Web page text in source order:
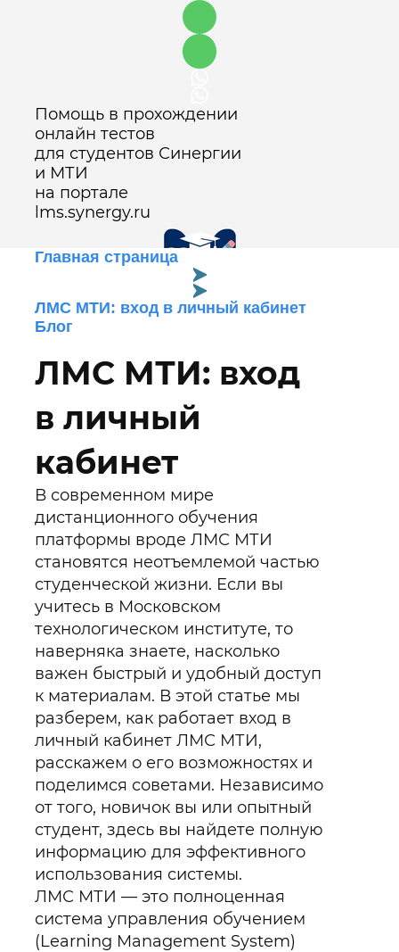
Помощь в прохождении
онлайн тестов
для студентов Синергии
и МТИ
на портале
lms.synergy.ru
Оставить заявку
Главная страница
ЛМС МТИ: вход в личный кабинет
Блог
ЛМС МТИ: вход
в личный
кабинет
В современном мире
дистанционного обучения
платформы вроде ЛМС МТИ
становятся неотъемлемой частью
студенческой жизни. Если вы
учитесь в Московском
технологическом институте, то
наверняка знаете, насколько
важен быстрый и удобный доступ
к материалам. В этой статье мы
разберем, как работает вход в
личный кабинет ЛМС МТИ,
расскажем о его возможностях и
поделимся советами. Независимо
от того, новичок вы или опытный
студент, здесь вы найдете полную
информацию для эффективного
использования системы.
ЛМС МТИ — это полноценная
система управления обучением
(Learning Management System)